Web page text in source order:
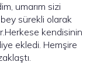
umarım sizi
sürekli olarak
kendisinin
ekledi. Hemşire